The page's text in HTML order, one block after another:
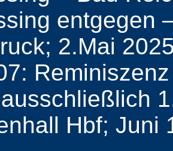
entgegen
2.Mai
Hbf; Juni